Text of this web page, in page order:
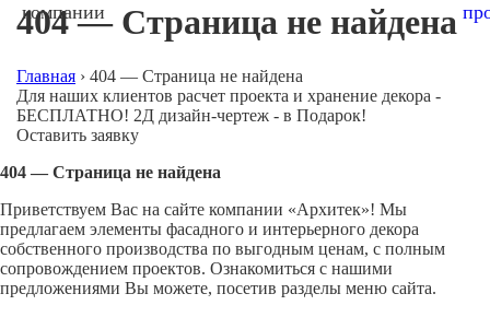
компании
404 — Страница не найдена
Главная › 404 — Страница не найдена
Для наших клиентов расчет проекта и хранение декора -
БЕСПЛАТНО! 2Д дизайн-чертеж - в Подарок!
Оставить заявку
404 — Страница не найдена
Приветствуем Вас на сайте компании «Архитек»! Мы
предлагаем элементы фасадного и интерьерного декора
собственного производства по выгодным ценам, с полным
сопровождением проектов. Ознакомиться с нашими
предложениями Вы можете, посетив разделы меню сайта.